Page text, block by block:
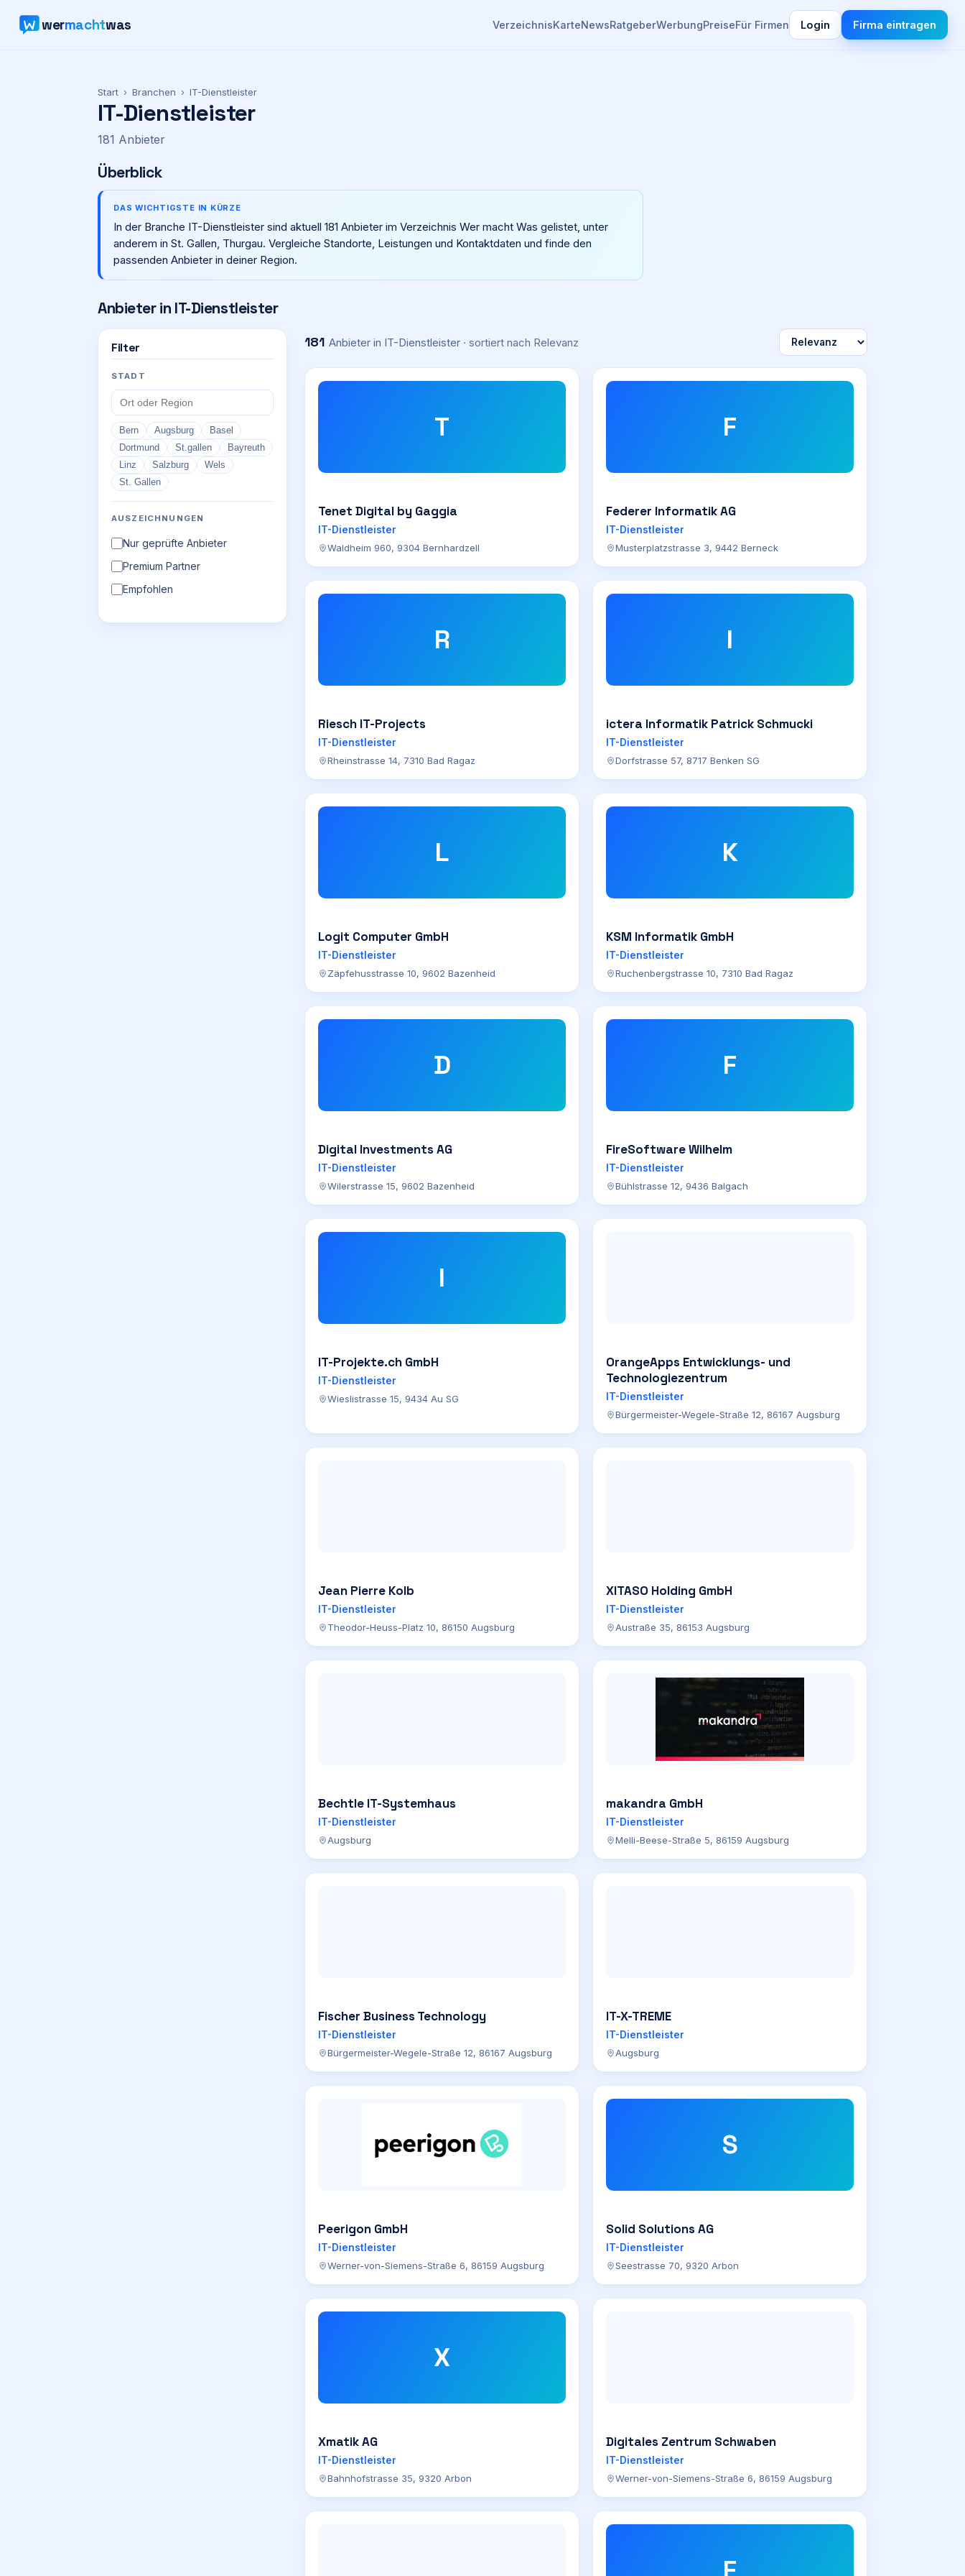
wermachtwas VerzeichnisKarteNewsRatgeberWerbungPreiseFür Firmen Login Firma eintragen
Start › Branchen › IT-Dienstleister
IT-Dienstleister
181 Anbieter
Überblick
DAS WICHTIGSTE IN KÜRZE
In der Branche IT-Dienstleister sind aktuell 181 Anbieter im Verzeichnis Wer macht Was gelistet, unter
anderem in St. Gallen, Thurgau. Vergleiche Standorte, Leistungen und Kontaktdaten und finde den
passenden Anbieter in deiner Region.
Anbieter in IT-Dienstleister
Filter
STADT
Bern Augsburg
Basel
Dortmund
St.gallen
Bayreuth
Linz
Salzburg
Wels
St. Gallen
AUSZEICHNUNGEN
Nur geprüfte Anbieter
Premium Partner
Empfohlen
181 Anbieter in IT-Dienstleister · sortiert nach Relevanz
T
Tenet Digital by Gaggia
IT-Dienstleister
Waldheim 960, 9304 Bernhardzell
F
Federer Informatik AG
IT-Dienstleister
Musterplatzstrasse 3, 9442 Berneck
R
Riesch IT-Projects
IT-Dienstleister
Rheinstrasse 14, 7310 Bad Ragaz
I
ictera Informatik Patrick Schmucki
IT-Dienstleister
Dorfstrasse 57, 8717 Benken SG
L
Logit Computer GmbH
IT-Dienstleister
Zäpfehusstrasse 10, 9602 Bazenheid
K
KSM Informatik GmbH
IT-Dienstleister
Ruchenbergstrasse 10, 7310 Bad Ragaz
D
Digital Investments AG
IT-Dienstleister
Wilerstrasse 15, 9602 Bazenheid
F
FireSoftware Wilhelm
IT-Dienstleister
Bühlstrasse 12, 9436 Balgach
I
IT-Projekte.ch GmbH
IT-Dienstleister
Wieslistrasse 15, 9434 Au SG
OrangeApps Entwicklungs- und
Technologiezentrum
IT-Dienstleister
Bürgermeister-Wegele-Straße 12, 86167 Augsburg
Jean Pierre Kolb
IT-Dienstleister
Theodor-Heuss-Platz 10, 86150 Augsburg
XITASO Holding GmbH
IT-Dienstleister
Austraße 35, 86153 Augsburg
Bechtle IT-Systemhaus
IT-Dienstleister
Augsburg
makandra GmbH
IT-Dienstleister
Melli-Beese-Straße 5, 86159 Augsburg
Fischer Business Technology
IT-Dienstleister
Bürgermeister-Wegele-Straße 12, 86167 Augsburg
IT-X-TREME
IT-Dienstleister
Augsburg
Peerigon GmbH
IT-Dienstleister
Werner-von-Siemens-Straße 6, 86159 Augsburg
S
Solid Solutions AG
IT-Dienstleister
Seestrasse 70, 9320 Arbon
X
Xmatik AG
IT-Dienstleister
Bahnhofstrasse 35, 9320 Arbon
Digitales Zentrum Schwaben
IT-Dienstleister
Werner-von-Siemens-Straße 6, 86159 Augsburg